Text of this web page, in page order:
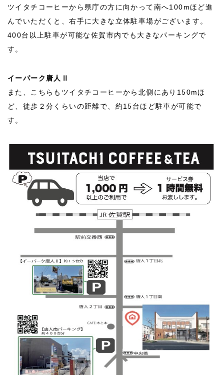
ツイタチコーヒーから県庁の方に向かって南へ100mほど進
んでいただくと、右手に大きな立体駐車場がございます。
400台以上駐車が可能な佐賀市内でも大きなパーキングで
す。
イーパーク唐人Ⅱ
また、こちらもツイタチコーヒーから北側にあり150mほ
ど、徒歩２分くらいの距離で、約15台ほど駐車が可能で
す。